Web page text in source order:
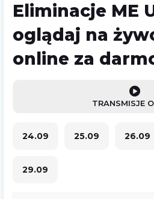
Eliminacje ME
oglądaj na
online za
TRANSMISJE
24.09 25.09 26.09
29.09